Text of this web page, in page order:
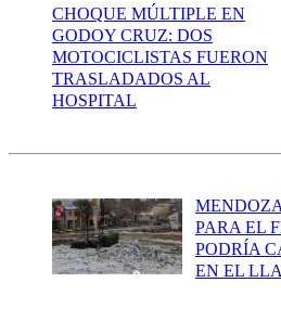
CHOQUE MÚLTIPLE EN
GODOY CRUZ: DOS
MOTOCICLISTAS FUERON
TRASLADADOS AL
HOSPITAL
PARA EL
PODRÍA
EN EL